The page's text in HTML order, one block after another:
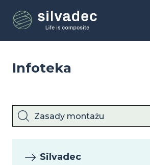
treści
Infoteka
Silvadec